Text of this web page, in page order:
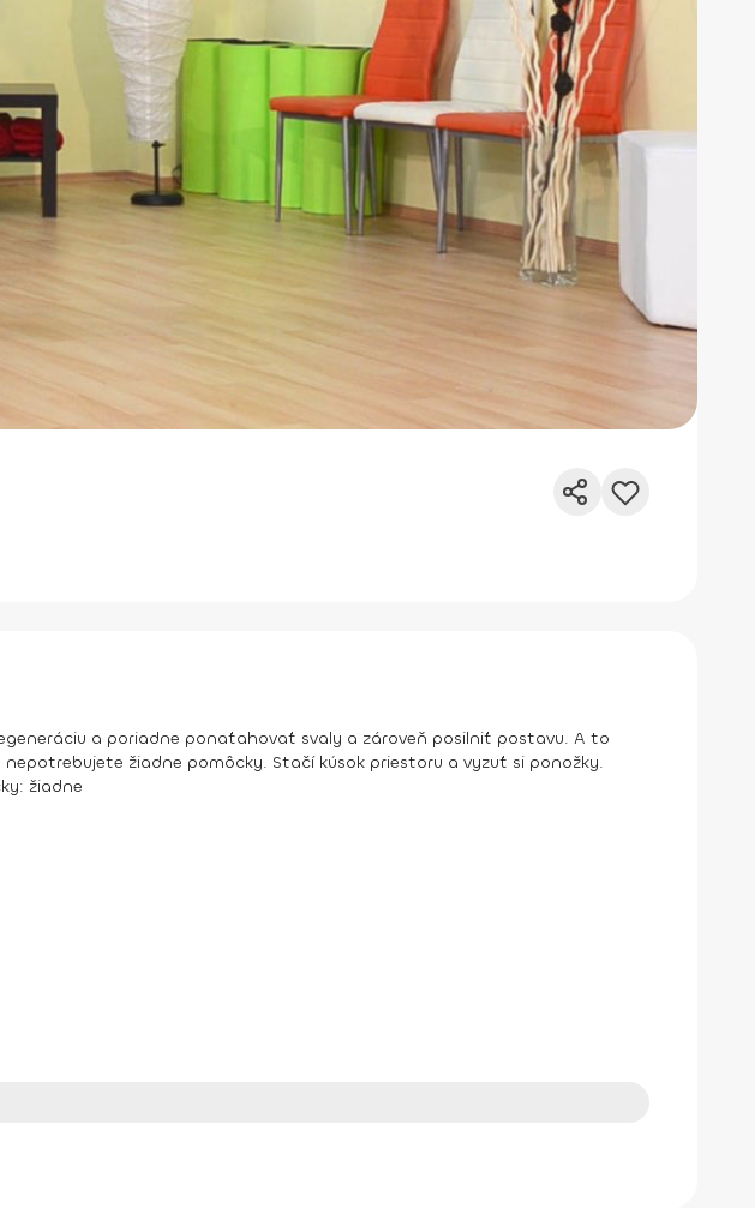
a poriadne ponaťahovať svaly a zároveň posilniť postavu. A to
žiadne pomôcky. Stačí kúsok priestoru a vyzuť si ponožky.
žiadne